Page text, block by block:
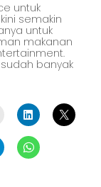
untuk
semakin
untuk
makanan
banyak